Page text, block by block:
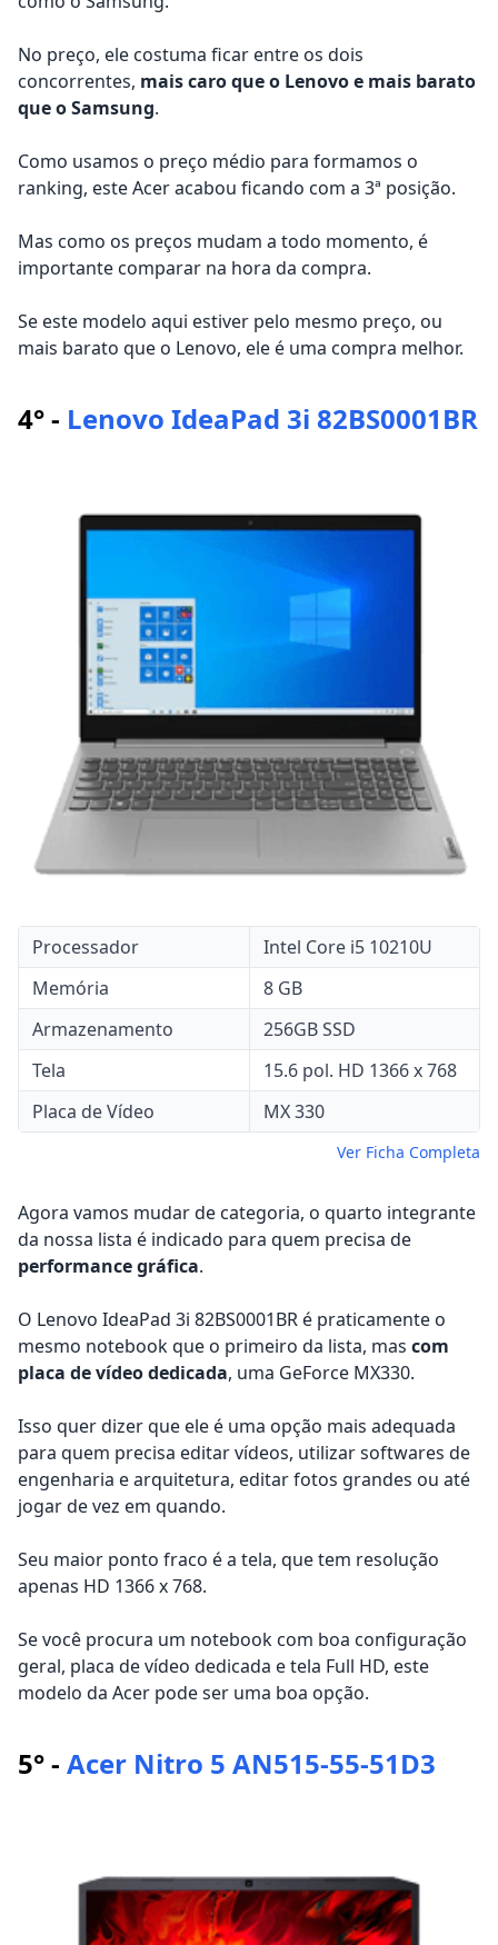
No preço, ele costuma ficar entre os dois
concorrentes, mais caro que o Lenovo e mais barato
que o Samsung.
Como usamos o preço médio para formamos o
ranking, este Acer acabou ficando com a 3ª posição.
Mas como os preços mudam a todo momento, é
importante comparar na hora da compra.
Se este modelo aqui estiver pelo mesmo preço, ou
mais barato que o Lenovo, ele é uma compra melhor.
4° - Lenovo IdeaPad 3i 82BS0001BR
Processador
Intel Core i5 10210U
Memória
8 GB
Armazenamento
256GB SSD
Tela
15.6 pol. HD 1366 x 768
Placa de Vídeo
MX 330
Ver Ficha Completa
Agora vamos mudar de categoria, o quarto integrante
da nossa lista é indicado para quem precisa de
performance gráfica.
O Lenovo IdeaPad 3i 82BS0001BR é praticamente o
mesmo notebook que o primeiro da lista, mas com
placa de vídeo dedicada, uma GeForce MX330.
Isso quer dizer que ele é uma opção mais adequada
para quem precisa editar vídeos, utilizar softwares de
engenharia e arquitetura, editar fotos grandes ou até
jogar de vez em quando.
Seu maior ponto fraco é a tela, que tem resolução
apenas HD 1366 x 768.
Se você procura um notebook com boa configuração
geral, placa de vídeo dedicada e tela Full HD, este
modelo da Acer pode ser uma boa opção.
5° - Acer Nitro 5 AN515-55-51D3